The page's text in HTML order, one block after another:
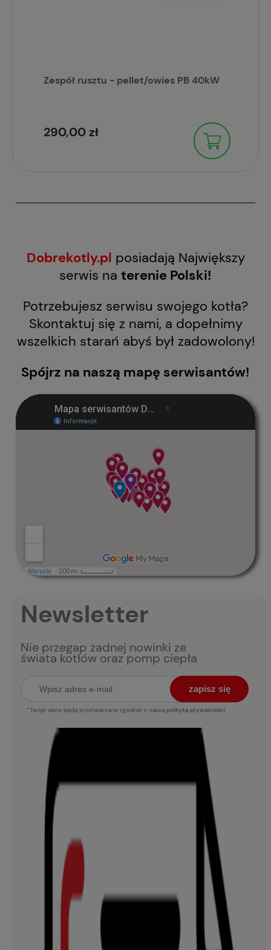
Zespół rusztu - pellet/owies PB 40kW
290,00 zł
Dobrekotly.pl posiadają Największy
serwis na terenie Polski!
Potrzebujesz serwisu swojego kotła?
Skontaktuj się z nami, a dopełnimy
wszelkich starań abyś był zadowolony!
Spójrz na naszą mapę serwisantów!
Newsletter
Nie przegap żadnej nowinki ze
świata kotłów oraz pomp ciepła
zapisz się
*Twoje dane będą przetwarzane zgodnie z naszą polityką prywatności